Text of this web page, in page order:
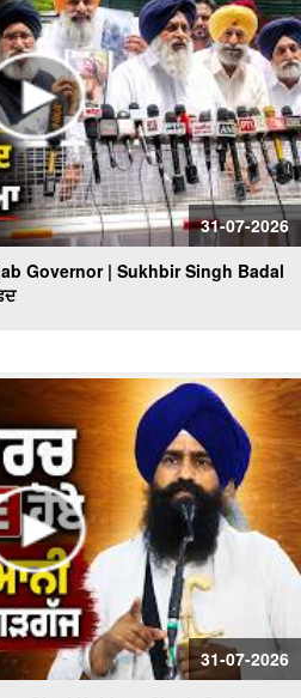
31-07-2026
Governor | Sukhbir Singh Badal
31-07-2026